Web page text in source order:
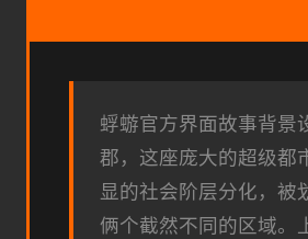
蜉蝣官方界面故事背景
郡，这座庞大的超级都
显的社会阶层分化，被
俩个截然不同的区域。